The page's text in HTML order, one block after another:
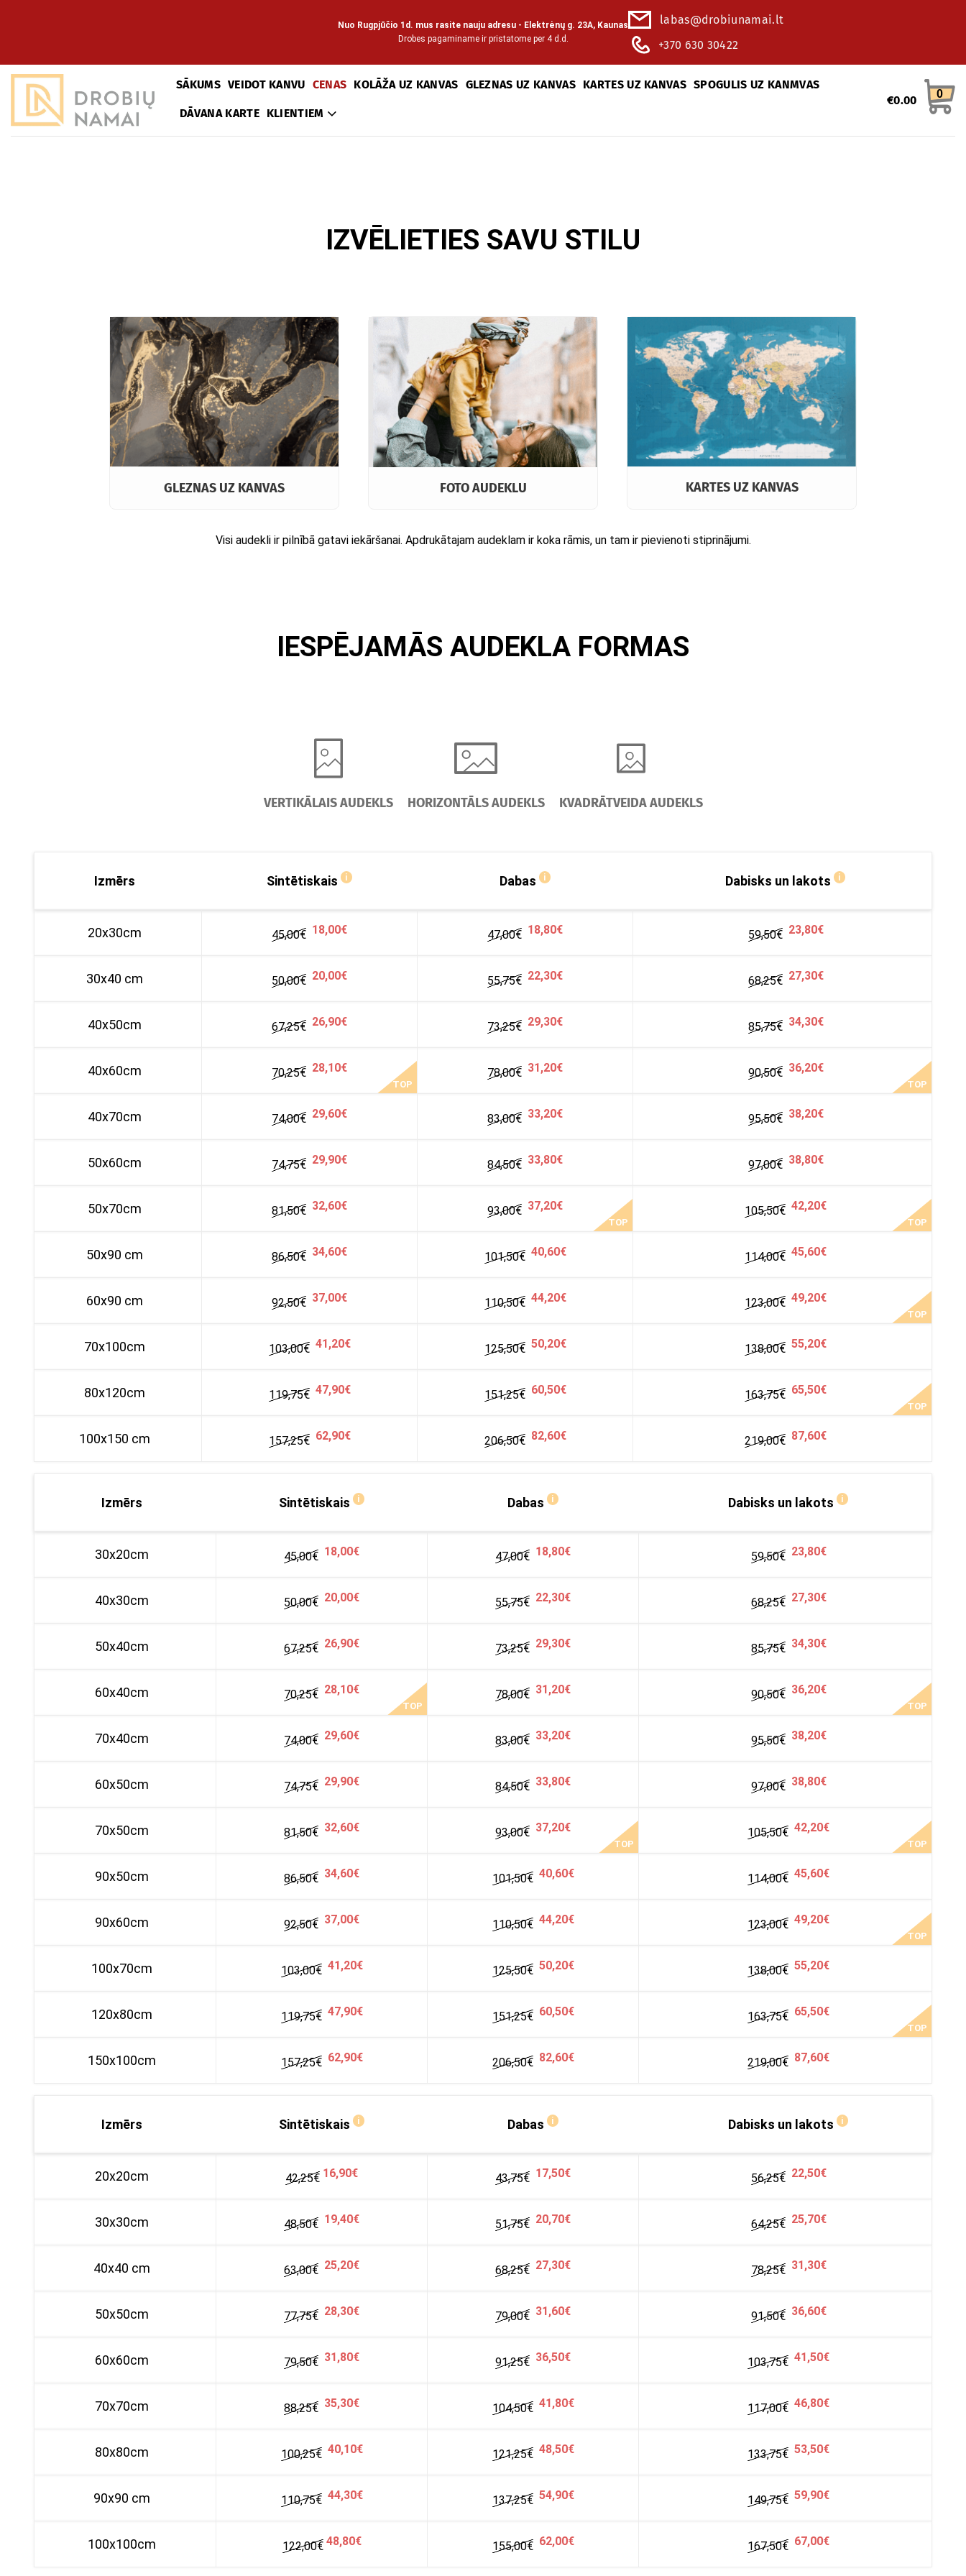
Nuo Rugpjūčio 1d. mus rasite nauju adresu - Elektrėnų g. 23A, Kaunas
Drobes pagaminame ir pristatome per 4 d.d.
labas@drobiunamai.lt
+370 630 30422
SĀKUMS VEIDOT KANVU CENAS KOLĀŽA UZ KANVAS GLEZNAS UZ KANVAS KARTES UZ KANVAS SPOGULIS UZ KANMVAS
DĀVANA KARTE KLIENTIEM
€0.00 0
IZVĒLIETIES SAVU STILU
GLEZNAS UZ KANVAS FOTO AUDEKLU KARTES UZ KANVAS
Visi audekli ir pilnībā gatavi iekāršanai. Apdrukātajam audeklam ir koka rāmis, un tam ir pievienoti stiprinājumi.
IESPĒJAMĀS AUDEKLA FORMAS
VERTIKĀLAIS AUDEKLS HORIZONTĀLS AUDEKLS KVADRĀTVEIDA AUDEKLS
Izmērs Sintētiskais i Dabas i Dabisks un lakots i
20x30cm 45,00€ 18,00€ 47,00€ 18,80€ 59,50€ 23,80€
30x40 cm 50,00€ 20,00€ 55,75€ 22,30€ 68,25€ 27,30€
40x50cm 67,25€ 26,90€ 73,25€ 29,30€ 85,75€ 34,30€
40x60cm
TOP
70,25€ 28,10€ 78,00€ 31,20€
TOP
90,50€ 36,20€
40x70cm 74,00€ 29,60€ 83,00€ 33,20€ 95,50€ 38,20€
50x60cm 74,75€ 29,90€ 84,50€ 33,80€ 97,00€ 38,80€
50x70cm 81,50€ 32,60€
TOP
93,00€ 37,20€
TOP
105,50€ 42,20€
50x90 cm 86,50€ 34,60€ 101,50€ 40,60€ 114,00€ 45,60€
60x90 cm 92,50€ 37,00€ 110,50€ 44,20€
TOP
123,00€ 49,20€
70x100cm 103,00€ 41,20€ 125,50€ 50,20€ 138,00€ 55,20€
80x120cm 119,75€ 47,90€ 151,25€ 60,50€
TOP
163,75€ 65,50€
100x150 cm 157,25€ 62,90€ 206,50€ 82,60€ 219,00€ 87,60€
Izmērs Sintētiskais i Dabas i Dabisks un lakots i
30x20cm 45,00€ 18,00€ 47,00€ 18,80€ 59,50€ 23,80€
40x30cm 50,00€ 20,00€ 55,75€ 22,30€ 68,25€ 27,30€
50x40cm 67,25€ 26,90€ 73,25€ 29,30€ 85,75€ 34,30€
60x40cm
TOP
70,25€ 28,10€ 78,00€ 31,20€
TOP
90,50€ 36,20€
70x40cm 74,00€ 29,60€ 83,00€ 33,20€ 95,50€ 38,20€
60x50cm 74,75€ 29,90€ 84,50€ 33,80€ 97,00€ 38,80€
70x50cm 81,50€ 32,60€
TOP
93,00€ 37,20€
TOP
105,50€ 42,20€
90x50cm 86,50€ 34,60€ 101,50€ 40,60€ 114,00€ 45,60€
90x60cm 92,50€ 37,00€ 110,50€ 44,20€
TOP
123,00€ 49,20€
100x70cm 103,00€ 41,20€ 125,50€ 50,20€ 138,00€ 55,20€
120x80cm 119,75€ 47,90€ 151,25€ 60,50€
TOP
163,75€ 65,50€
150x100cm 157,25€ 62,90€ 206,50€ 82,60€ 219,00€ 87,60€
Izmērs Sintētiskais i Dabas i Dabisks un lakots i
20x20cm 42,25€ 16,90€ 43,75€ 17,50€ 56,25€ 22,50€
30x30cm 48,50€ 19,40€ 51,75€ 20,70€ 64,25€ 25,70€
40x40 cm 63,00€ 25,20€ 68,25€ 27,30€ 78,25€ 31,30€
50x50cm 77,75€ 28,30€ 79,00€ 31,60€ 91,50€ 36,60€
60x60cm 79,50€ 31,80€ 91,25€ 36,50€ 103,75€ 41,50€
70x70cm 88,25€ 35,30€ 104,50€ 41,80€ 117,00€ 46,80€
80x80cm 100,25€ 40,10€ 121,25€ 48,50€ 133,75€ 53,50€
90x90 cm 110,75€ 44,30€ 137,25€ 54,90€ 149,75€ 59,90€
100x100cm 122,00€ 48,80€ 155,00€ 62,00€ 167,50€ 67,00€